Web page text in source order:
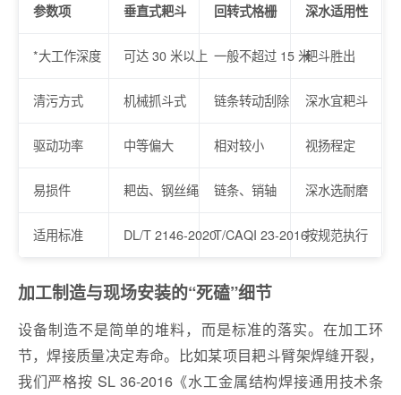
参数项 垂直式耙斗 回转式格栅 深水适用性
*大工作深度 可达 30 米以上 一般不超过 15 米耙斗胜出
清污方式 机械抓斗式 链条转动刮除 深水宜耙斗
驱动功率 中等偏大 相对较小 视扬程定
易损件 耙齿、钢丝绳 链条、销轴 深水选耐磨
适用标准 DL/T 2146-2020T/CAQI 23-2016按规范执行
加工制造与现场安装的“死磕”细节
设备制造不是简单的堆料，而是标准的落实。在加工环
节，焊接质量决定寿命。比如某项目耙斗臂架焊缝开裂，
我们严格按 SL 36-2016《水工金属结构焊接通用技术条